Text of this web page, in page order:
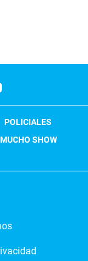
POLICIALES
MUCHO SHOW